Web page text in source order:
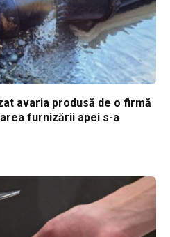
avaria produsă de o firmă
furnizării apei s-a